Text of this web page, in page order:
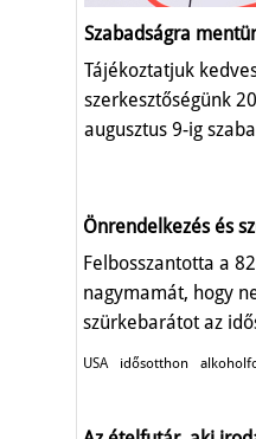
Szabadságra
Tájékoztatjuk
szerkesztőségünk
augusztus 9-ig
Önrendelkezés és
Felbosszantotta a
nagymamát, hogy
szürkebarátot az
USA idősotthon